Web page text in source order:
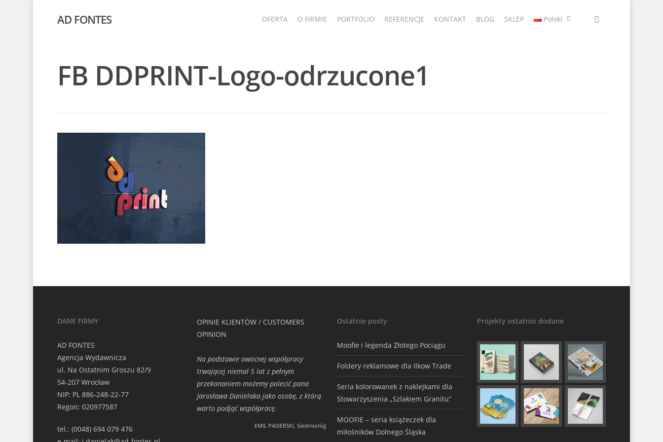
AD FONTES OFERTA O FIRMIE PORTFOLIO REFERENCJE KONTAKT BLOG SKLEP Polski
FB DDPRINT-Logo-odrzucone1
DANE FIRMY
AD FONTES
Agencja Wydawnicza
ul. Na Ostatnim Groszu 82/9
54-207 Wrocław
NIP: PL 886-248-22-77
Regon: 020977587
tel.: (0048) 694 079 476
OPINIE KLIENTÓW / CUSTOMERS
OPINION
Na podstawie owocnej współpracy
trwającej niemal 5 lat z pełnym
przekonaniem możemy polecić pana
Jarosława Danielaka jako osobę, z którą
warto podjąć współpracę.
EMIL PASIERSKI, Siedmioróg
Ostatnie posty
Moofie i legenda Złotego Pociągu
Foldery reklamowe dla Ilkow Trade
Seria kolorowanek z naklejkami dla
Stowarzyszenia „Szlakiem Granitu”
MOOFIE – seria książeczek dla
miłośników Dolnego Śląska
Projekty ostatnio dodane